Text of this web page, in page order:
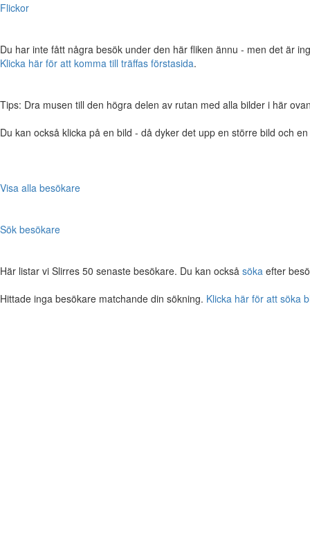
Flickor
Du har inte fått några besök under den här fliken ännu - men det är
Klicka här för att komma till träffas förstasida.
Tips: Dra musen till den högra delen av rutan med alla bilder i här
Du kan också klicka på en bild - då dyker det upp en större bild och
Visa alla besökare
Sök besökare
Här listar vi Slirres 50 senaste besökare. Du kan också söka efter
Hittade inga besökare matchande din sökning. Klicka här för att söka